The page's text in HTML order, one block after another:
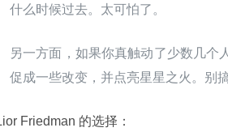
什么时候过去。太可怕了。
另一方面，如果你真触动了少数几个
促成一些改变，并点亮星星之火。别搞
Friedman 的选择：